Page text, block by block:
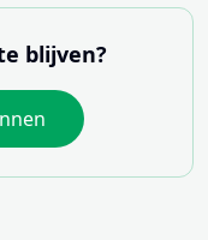
blijven?